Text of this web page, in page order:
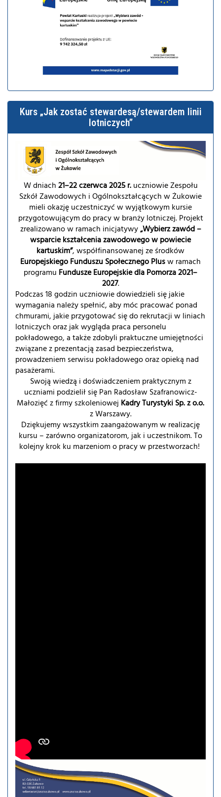
Kurs „Jak zostać stewardesą/stewardem linii
lotniczych”
W dniach21–22 czerwca 2025 r.uczniowie Zespołu
Szkół Zawodowych i Ogólnokształcących w Żukowie
mieli okazję uczestniczyć w wyjątkowym kursie
przygotowującym do pracy w branży lotniczej. Projekt
zrealizowano w ramach inicjatywy„Wybierz zawód –
wsparcie kształcenia zawodowego w powiecie
kartuskim”, współfinansowanej ze środków
Europejskiego Funduszu Społecznego Plusw ramach
programu Fundusze Europejskie dla Pomorza 2021–
2027.
Podczas 18 godzin uczniowie dowiedzieli się jakie
wymagania należy spełnić, aby móc pracować ponad
chmurami, jakie przygotować się do rekrutacji w liniach
lotniczych oraz jak wygląda praca personelu
pokładowego, a także zdobyli praktuczne umiejętności
związane z prezentacją zasad bezpieczeństwa,
prowadzeniem serwisu pokładowego oraz opieką nad
pasażerami.
Swoją wiedzą i doświadczeniem praktycznym z
uczniami podzielił się Pan Radosław Szafranowicz-
Małozięć z firmy szkoleniowej Kadry Turystyki Sp. z o.o.
z Warszawy.
Dziękujemy wszystkim zaangażowanym w realizację
kursu – zarówno organizatorom, jak i uczestnikom. To
kolejny krok ku marzeniom o pracy w przestworzach!